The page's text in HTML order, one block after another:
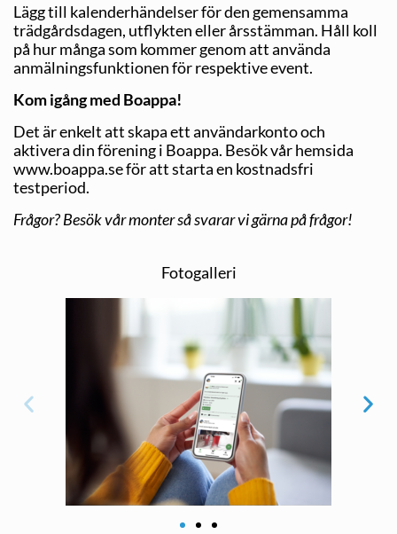
Lägg till kalenderhändelser för den gemensamma
trädgårdsdagen, utflykten eller årsstämman. Håll koll
på hur många som kommer genom att använda
anmälningsfunktionen för respektive event.
Kom igång med Boappa!
Det är enkelt att skapa ett användarkonto och
aktivera din förening i Boappa. Besök vår hemsida
www.boappa.se för att starta en kostnadsfri
testperiod.
Frågor? Besök vår monter så svarar vi gärna på frågor!
Fotogalleri